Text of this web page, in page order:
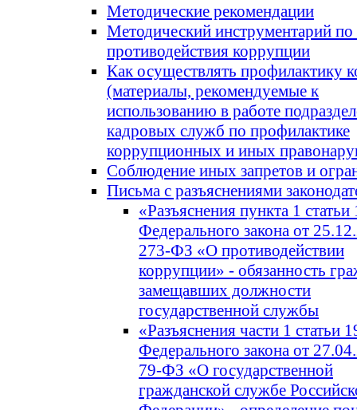
Методические рекомендации
Методический инструментарий
противодействия коррупции
Как осуществлять профилактику
(материалы, рекомендуемые к
использованию в работе
кадровых служб по профилактике
коррупционных и иных
Соблюдение иных запретов и
Письма с разъяснениями
«Разъяснения пункта 1 статьи
Федерального закона от
273-ФЗ «О противодействии
коррупции» - обязанность
замещавших должности
государственной службы
«Разъяснения части 1 статьи
Федерального закона от
79-ФЗ «О государственной
гражданской службе